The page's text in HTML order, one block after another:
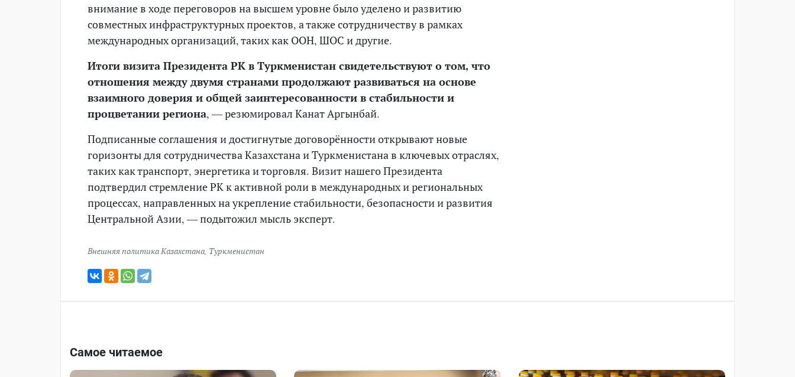
внимание в ходе переговоров на высшем уровне было уделено и развитию
совместных инфраструктурных проектов, а также сотрудничеству в рамках
международных организаций, таких как ООН, ШОС и другие.
Итоги визита Президента РК в Туркменистан свидетельствуют о том, что
отношения между двумя странами продолжают развиваться на основе
взаимного доверия и общей заинтересованности в стабильности и
процветании региона, — резюмировал Канат Аргынбай.
Подписанные соглашения и достигнутые договорённости открывают новые
горизонты для сотрудничества Казахстана и Туркменистана в ключевых отраслях,
таких как транспорт, энергетика и торговля. Визит нашего Президента
подтвердил стремление РК к активной роли в международных и региональных
процессах, направленных на укрепление стабильности, безопасности и развития
Центральной Азии, — подытожил мысль эксперт.
Внешняя политика Казахстана Туркменистан
Самое читаемое